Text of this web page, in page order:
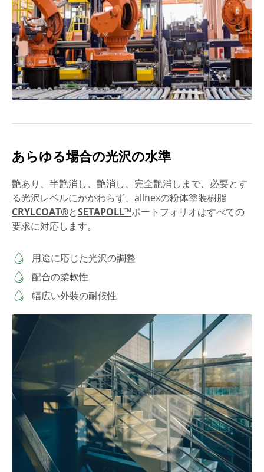
あらゆる場合の光沢の水準
艶あり、半艶消し、艶消し、完全艶消しまで、必要とす
る光沢レベルにかかわらず、allnexの粉体塗装樹脂
CRYLCOAT®とSETAPOLL™ポートフォリオはすべての
要求に対応します。
用途に応じた光沢の調整
配合の柔軟性
幅広い外装の耐候性